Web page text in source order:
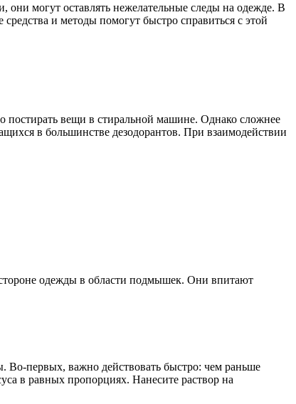
могут оставлять нежелательные следы на одежде. В
и методы помогут быстро справиться с этой
постирать вещи в стиральной машине. Однако сложнее
в большинстве дезодорантов. При взаимодействии
одежды в области подмышек. Они впитают
Во-первых, важно действовать быстро: чем раньше
в равных пропорциях. Нанесите раствор на